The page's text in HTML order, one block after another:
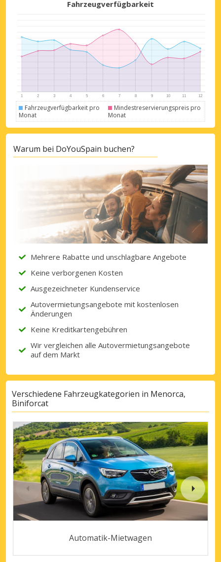
Top-Ersparnisses
Erhalten Sie Zugang zu exklusiven
Partnerangeboten
Fahrzeugverfügbarkeit
Fahrzeugverfügbarkeit pro
Monat
Mindestreservierungspreis pro
Monat
Warum bei DoYouSpain buchen?
Mehrere Rabatte und unschlagbare Angebote
Keine verborgenen Kosten
Ausgezeichneter Kundenservice
Autovermietungsangebote mit kostenlosen
Änderungen
Keine Kreditkartengebühren
Wir vergleichen alle Autovermietungsangebote
auf dem Markt
Verschiedene Fahrzeugkategorien in Menorca,
Biniforcat
Automatik-Mietwagen